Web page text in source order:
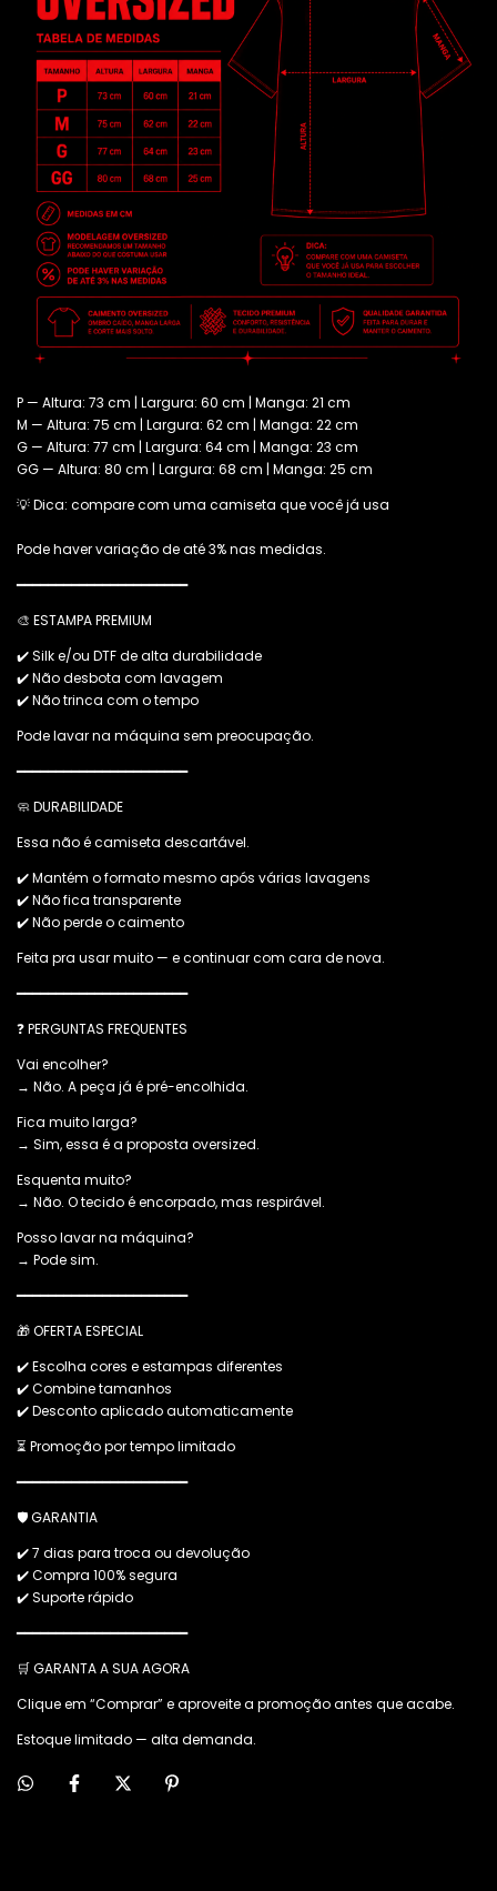
P — Altura: 73 cm | Largura: 60 cm | Manga: 21 cm
M — Altura: 75 cm | Largura: 62 cm | Manga: 22 cm
G — Altura: 77 cm | Largura: 64 cm | Manga: 23 cm
GG — Altura: 80 cm | Largura: 68 cm | Manga: 25 cm
💡 Dica: compare com uma camiseta que você já usa
Pode haver variação de até 3% nas medidas.
━━━━━━━━━━━━━━━━━━━━━━
🎨 ESTAMPA PREMIUM
✔️ Silk e/ou DTF de alta durabilidade
✔️ Não desbota com lavagem
✔️ Não trinca com o tempo
Pode lavar na máquina sem preocupação.
━━━━━━━━━━━━━━━━━━━━━━
🧼 DURABILIDADE
Essa não é camiseta descartável.
✔️ Mantém o formato mesmo após várias lavagens
✔️ Não fica transparente
✔️ Não perde o caimento
Feita pra usar muito — e continuar com cara de nova.
━━━━━━━━━━━━━━━━━━━━━━
❓ PERGUNTAS FREQUENTES
Vai encolher?
→ Não. A peça já é pré-encolhida.
Fica muito larga?
→ Sim, essa é a proposta oversized.
Esquenta muito?
→ Não. O tecido é encorpado, mas respirável.
Posso lavar na máquina?
→ Pode sim.
━━━━━━━━━━━━━━━━━━━━━━
🎁 OFERTA ESPECIAL
✔️ Escolha cores e estampas diferentes
✔️ Combine tamanhos
✔️ Desconto aplicado automaticamente
⏳ Promoção por tempo limitado
━━━━━━━━━━━━━━━━━━━━━━
🛡️ GARANTIA
✔️ 7 dias para troca ou devolução
✔️ Compra 100% segura
✔️ Suporte rápido
━━━━━━━━━━━━━━━━━━━━━━
🛒 GARANTA A SUA AGORA
Clique em “Comprar” e aproveite a promoção antes que acabe.
Estoque limitado — alta demanda.